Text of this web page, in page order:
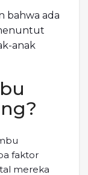
bahwa ada
anak
faktor
mereka